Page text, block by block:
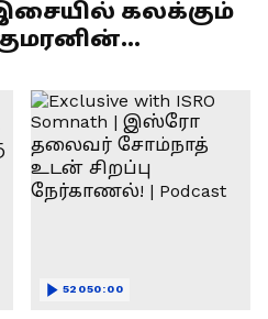
கலக்கும்
52050:00